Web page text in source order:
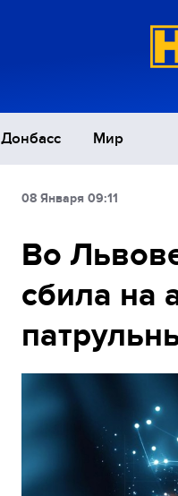
Донбасс Мир
08 Января 09:11
Во
сбила на